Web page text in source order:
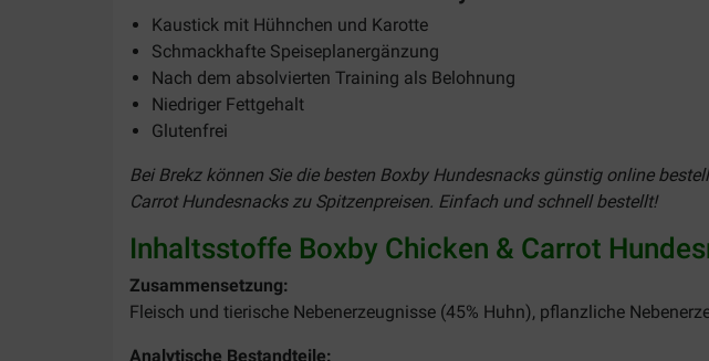
Kaustick mit Hühnchen und Karotte
Schmackhafte Speiseplanergänzung
Nach dem absolvierten Training als Belohnung
Niedriger Fettgehalt
Glutenfrei
Bei Brekz können Sie die besten Boxby Hundesnacks günstig online
Carrot Hundesnacks zu Spitzenpreisen. Einfach und schnell bestellt!
Inhaltsstoffe Boxby Chicken & Carrot
Zusammensetzung:
Fleisch und tierische Nebenerzeugnisse (45% Huhn), pflanzliche
Analytische Bestandteile: